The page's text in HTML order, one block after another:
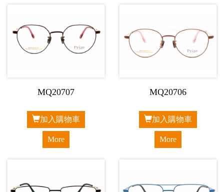
MQ20707
加入購物車
More
MQ20706
加入購物車
More